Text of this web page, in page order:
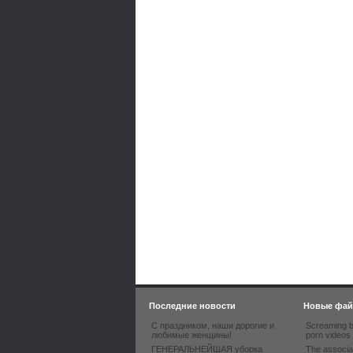
Последние новости
С праздником, наши дорогие и
любимые женщины!
ГЕНЕРАЛЬНЕЙШАЯ уборка
Новые
Screaming
porn
The